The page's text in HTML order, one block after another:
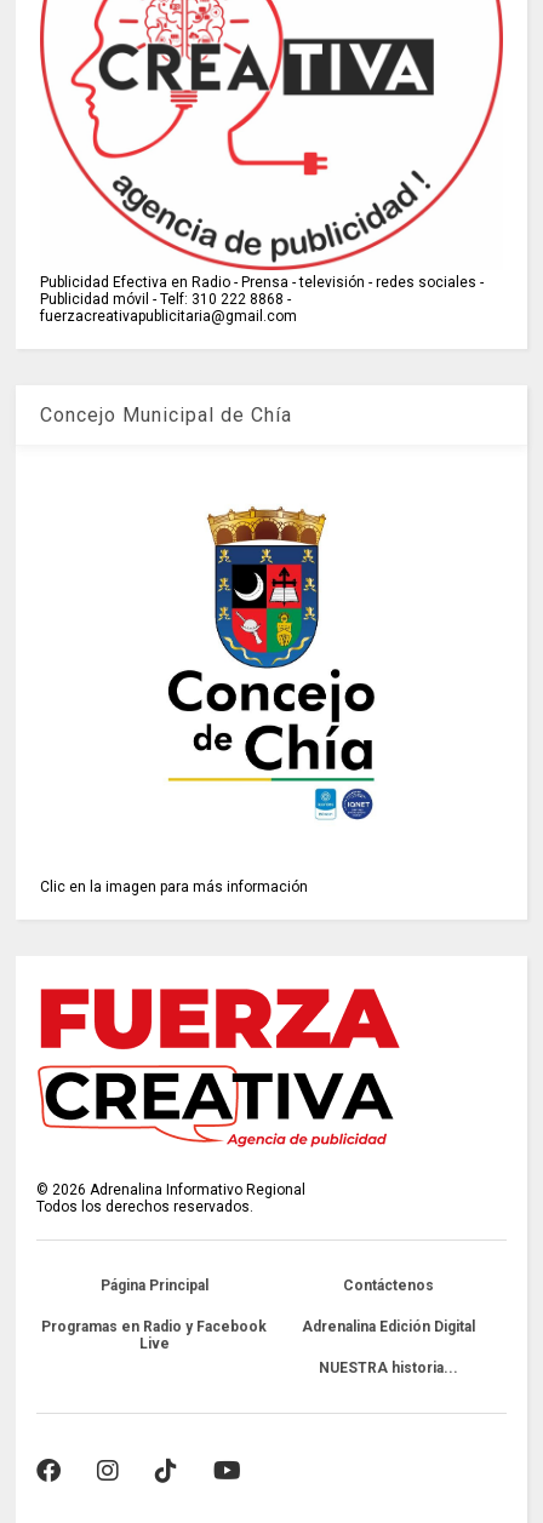
Publicidad Efectiva en Radio - Prensa - televisión - redes sociales -
Publicidad móvil - Telf: 310 222 8868 -
fuerzacreativapublicitaria@gmail.com
Concejo Municipal de Chía
Clic en la imagen para más información
© 2026 Adrenalina Informativo Regional
Todos los derechos reservados.
Página Principal Contáctenos
Programas en Radio y Facebook
Live
Adrenalina Edición Digital
NUESTRA historia...